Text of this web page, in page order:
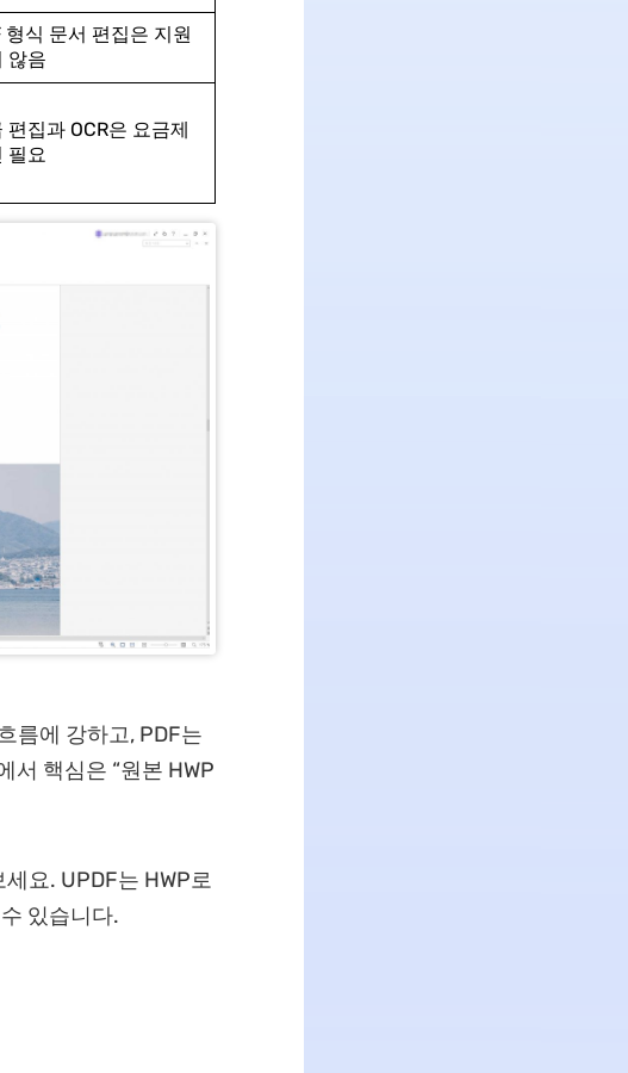
형식 문서 편집은 지원
않음
편집과 OCR은 요금제
필요
름에 강하고, PDF는
서 핵심은 “원본 HWP
요. UPDF는 HWP로
있습니다.